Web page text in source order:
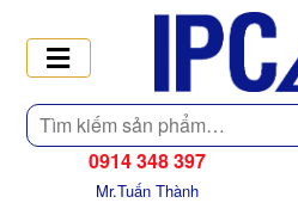
Tìm
kiếm
0914 348 397
Mr.Tuấn Thành